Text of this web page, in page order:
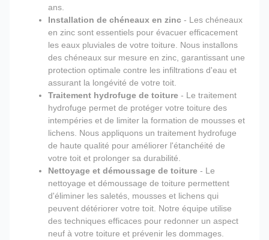
ans.
Installation de chéneaux en zinc - Les chéneaux
en zinc sont essentiels pour évacuer efficacement
les eaux pluviales de votre toiture. Nous installons
des chéneaux sur mesure en zinc, garantissant une
protection optimale contre les infiltrations d'eau et
assurant la longévité de votre toit.
Traitement hydrofuge de toiture - Le traitement
hydrofuge permet de protéger votre toiture des
intempéries et de limiter la formation de mousses et
lichens. Nous appliquons un traitement hydrofuge
de haute qualité pour améliorer l'étanchéité de
votre toit et prolonger sa durabilité.
Nettoyage et démoussage de toiture - Le
nettoyage et démoussage de toiture permettent
d'éliminer les saletés, mousses et lichens qui
peuvent détériorer votre toit. Notre équipe utilise
des techniques efficaces pour redonner un aspect
neuf à votre toiture et prévenir les dommages.